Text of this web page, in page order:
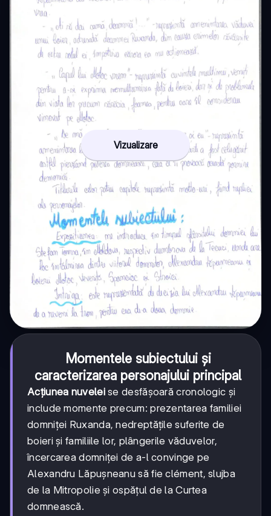
Vizualizare
Momentele subiectului și
caracterizarea personajului principal
Acțiunea nuveleise desfășoară cronologic și
include momente precum: prezentarea familiei
domniței Ruxanda, nedreptățile suferite de
boieri și familiile lor, plângerile văduvelor,
încercarea domniței de a-l convinge pe
Alexandru Lăpușneanu să fie clément, slujba
de la Mitropolie și ospățul de la Curtea
domnească.